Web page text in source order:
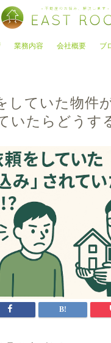
業務内容 会社概要 ブ
していた物件
いたらどうす